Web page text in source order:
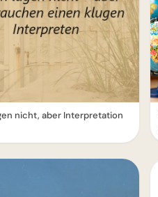
nicht, aber Interpretation